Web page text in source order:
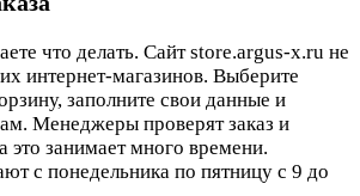
что делать. Сайт store.argus-x.ru не
интернет-магазинов. Выберите
заполните свои данные и
Менеджеры проверят заказ и
это занимает много времени.
с понедельника по пятницу с 9 до